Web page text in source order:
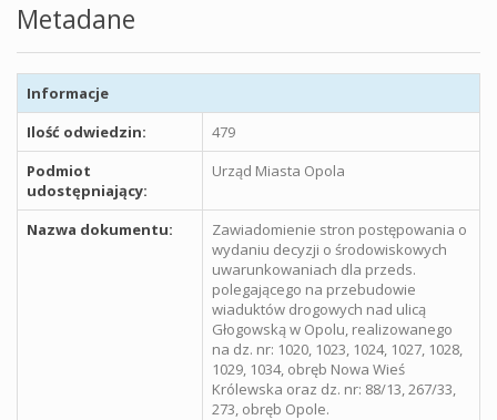
Metadane
Informacje
Ilość odwiedzin:
479
Podmiot
udostępniający:
Urząd Miasta Opola
Nazwa dokumentu:
Zawiadomienie stron postępowania o
wydaniu decyzji o środowiskowych
uwarunkowaniach dla przeds.
polegającego na przebudowie
wiaduktów drogowych nad ulicą
Głogowską w Opolu, realizowanego
na dz. nr: 1020, 1023, 1024, 1027, 1028,
1029, 1034, obręb Nowa Wieś
Królewska oraz dz. nr: 88/13, 267/33,
273, obręb Opole.